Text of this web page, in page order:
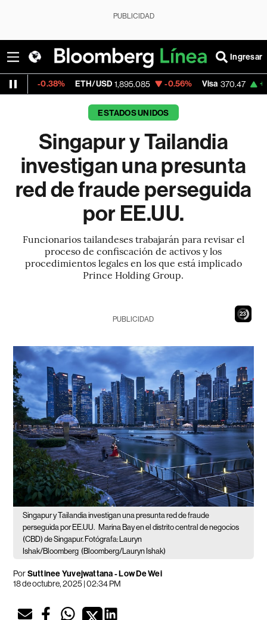
PUBLICIDAD
Ingresar
ETH/USD 1,895.085 -0.56% Visa 370.47 +0.52%
ESTADOS UNIDOS
Singapur y Tailandia
investigan una presunta
red de fraude perseguida
por EE.UU.
Funcionarios tailandeses trabajarán para revisar el
proceso de confiscación de activos y los
procedimientos legales en los que está implicado
Prince Holding Group.
22
PUBLICIDAD
Singapur y Tailandia investigan una presunta red de fraude
perseguida por EE.UU. Marina Bay en el distrito central de negocios
(CBD) de Singapur. Fotógrafa: Lauryn
Ishak/Bloomberg (Bloomberg/Lauryn Ishak)
PorSuttinee Yuvejwattana - Low De Wei
18 de octubre, 2025 | 02:34 PM